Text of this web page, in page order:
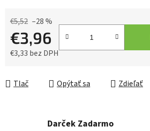
€5,52 –28 %
€3,96
€3,33 bez DPH
Tlač Opýtať sa Zdieľať
Darček Zadarmo